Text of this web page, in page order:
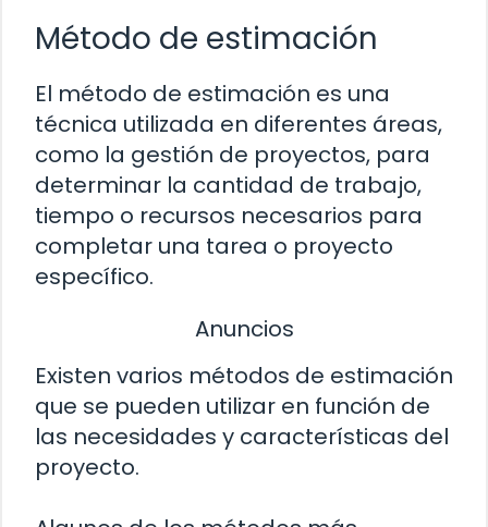
Método de estimación
El método de estimación es una
técnica utilizada en diferentes áreas,
como la gestión de proyectos, para
determinar la cantidad de trabajo,
tiempo o recursos necesarios para
completar una tarea o proyecto
específico.
Anuncios
Existen varios métodos de estimación
que se pueden utilizar en función de
las necesidades y características del
proyecto.